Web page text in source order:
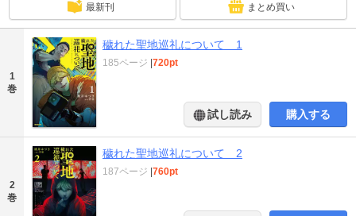
最新刊 まとめ買い
1
巻
穢れた聖地巡礼について 1
185ページ |720pt
試し読み 購入する
2
巻
穢れた聖地巡礼について 2
187ページ |760pt